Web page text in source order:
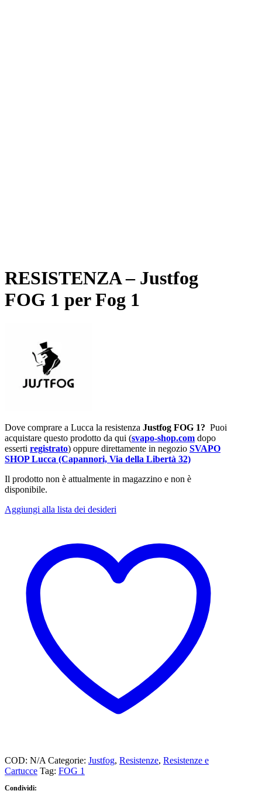
RESISTENZA – Justfog
FOG 1 per Fog 1
Dove comprare a Lucca la resistenza Justfog FOG 1? Puoi
acquistare questo prodotto da qui (svapo-shop.com dopo
esserti registrato) oppure direttamente in negozio SVAPO
SHOP Lucca (Capannori, Via della Libertà 32)
Il prodotto non è attualmente in magazzino e non è
disponibile.
Aggiungi alla lista dei desideri
COD: N/A Categorie: Justfog, Resistenze, Resistenze e
Cartucce Tag: FOG 1
Condividi: